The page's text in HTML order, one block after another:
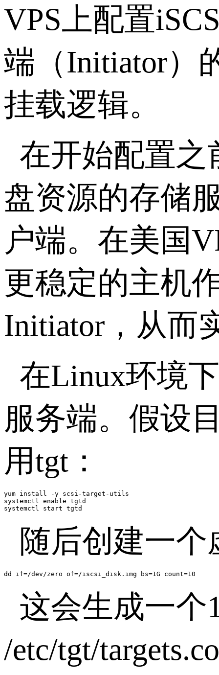
VPS上配置
端（Initiator）
挂载逻辑。
在开始配置之
盘资源的存储
户端。在美国
更稳定的主机
Initiator ，从而
在Linux环境
服务端。假设
用tgt ：
yum install -y scsi-target-utils
systemctl enable tgtd
systemctl start tgtd
随后创建一
dd if=/dev/zero of=/iscsi_disk.img bs=1G count=10
这会生成一个
/etc/tgt/